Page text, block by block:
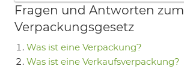
Fragen und Antworten zum
Verpackungsgesetz
Was ist eine Verpackung?
Was ist eine Verkaufsverpackung?